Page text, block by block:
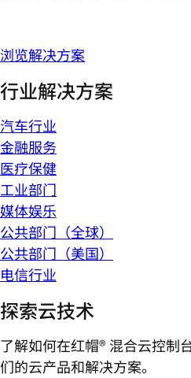
浏览解决方案
行业解决方案
汽车行业
金融服务
医疗保健
工业部门
媒体娱乐
公共部门（全球）
公共部门（美国）
电信行业
探索云技术
了解如何在红帽® 混合云控制
们的云产品和解决方案。